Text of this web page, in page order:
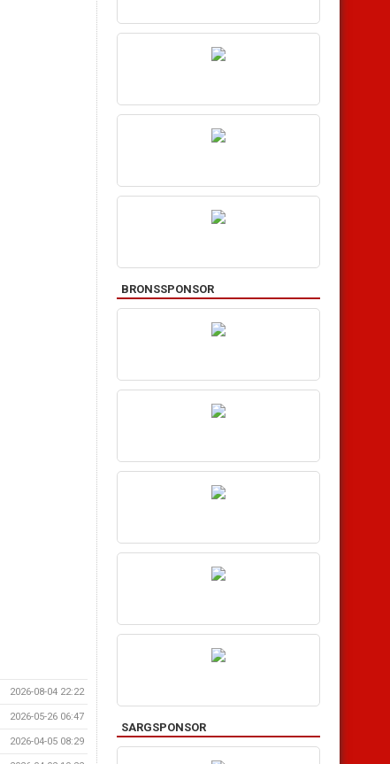
2026-08-04 22:22
2026-05-26 06:47
2026-04-05 08:29
BRONSSPONSOR
SARGSPONSOR